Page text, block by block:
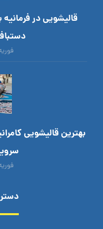
قالیشویی در
فوریه ۱۶,
بهترین قالیشویی
فوریه ۱۶,